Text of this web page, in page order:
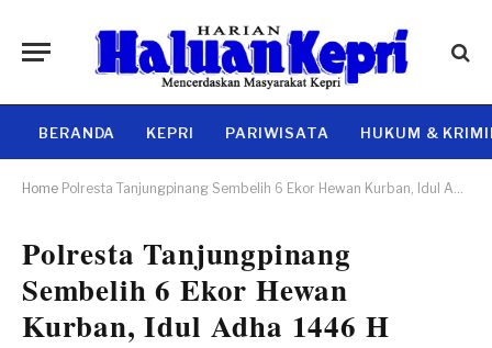
BERANDA KEPRI PARIWISATA HUKUM &
Home Polresta Tanjungpinang Sembelih 6 Ekor Hewan Kurban, Idul Adha 1446 H
Polresta Tanjungpinang
Sembelih 6 Ekor Hewan
Kurban, Idul Adha 1446 H